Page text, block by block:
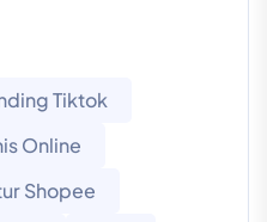
Tiktok
Online
Shopee